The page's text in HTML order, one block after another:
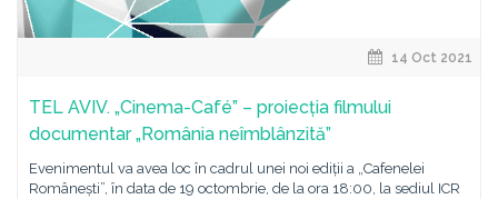
14 Oct 2021
TEL AVIV. „Cinema-Café” – proiecția filmului
documentar „România neîmblânzită”
Evenimentul va avea loc în cadrul unei noi ediții a „Cafenelei
Românești”, în data de 19 octombrie, de la ora 18:00, la sediul ICR